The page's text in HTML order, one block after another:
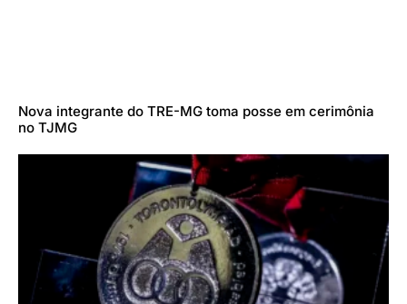
Nova integrante do TRE-MG toma posse em cerimônia
no TJMG